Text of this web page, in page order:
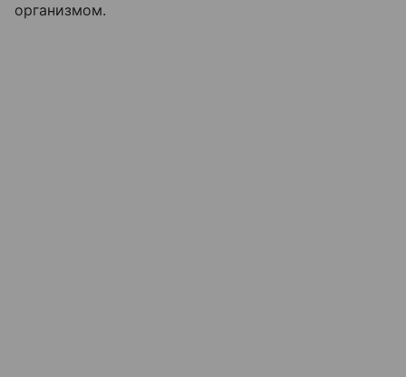
организмом.